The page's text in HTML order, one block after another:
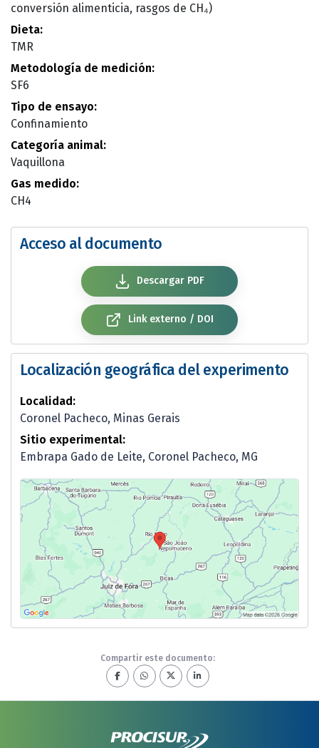
conversión alimenticia, rasgos de CH₄)
Dieta:
TMR
Metodología de medición:
SF6
Tipo de ensayo:
Confinamiento
Categoría animal:
Vaquillona
Gas medido:
CH4
Acceso al documento
Descargar PDF
Link externo / DOI
Localización geográfica del experimento
Localidad:
Coronel Pacheco, Minas Gerais
Sitio experimental:
Embrapa Gado de Leite, Coronel Pacheco, MG
Compartir este documento: